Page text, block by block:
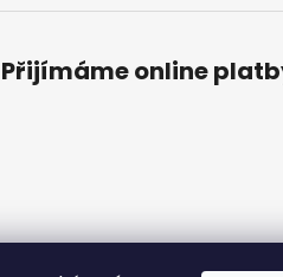
Přijímáme online